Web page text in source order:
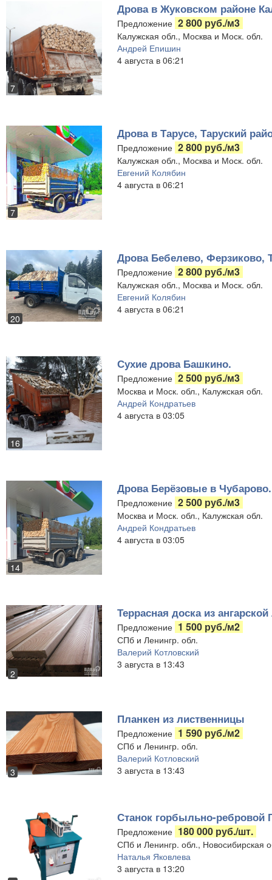
7
Дрова в Жуковском районе
Предложение 2 800 руб./м3
Калужская обл., Москва и Моск. обл.
Андрей Епишин
4 августа в 06:21
7
Дрова в Тарусе, Таруский
Предложение 2 800 руб./м3
Калужская обл., Москва и Моск. обл.
Евгений Колябин
4 августа в 06:21
20
Дрова Бебелево, Ферзиково,
Предложение 2 800 руб./м3
Калужская обл., Москва и Моск. обл.
Евгений Колябин
4 августа в 06:21
16
Сухие дрова Башкино.
Предложение 2 500 руб./м3
Москва и Моск. обл., Калужская обл.
Андрей Кондратьев
4 августа в 03:05
14
Дрова Берёзовые в Чубарово.
Предложение 2 500 руб./м3
Москва и Моск. обл., Калужская обл.
Андрей Кондратьев
4 августа в 03:05
2
Террасная доска из
Предложение 1 500 руб./м2
СПб и Ленингр. обл.
Валерий Котловский
3 августа в 13:43
3
Планкен из лиственницы
Предложение 1 590 руб./м2
СПб и Ленингр. обл.
Валерий Котловский
3 августа в 13:43
Станок горбыльно-ребровой
Предложение 180 000 руб./шт.
СПб и Ленингр. обл., Новосибирская
Наталья Яковлева
3 августа в 13:20